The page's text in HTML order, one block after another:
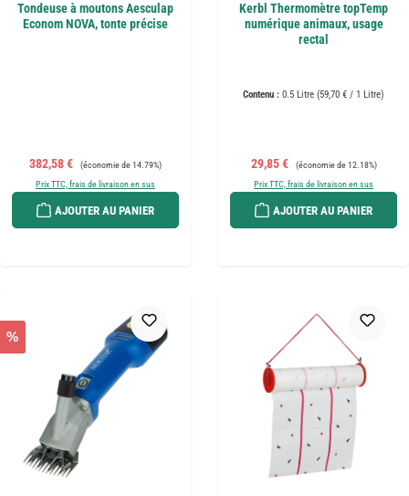
Tondeuse à moutons Aesculap
Econom NOVA, tonte précise
Prix de vente :
382,58 € Prix régulier :
(économie de 14.79%)
Prix TTC, frais de livraison en sus
AJOUTER AU PANIER
Kerbl Thermomètre topTemp
numérique animaux, usage
rectal
Contenu : 0.5 Litre (59,70 € / 1 Litre)
Prix de vente :
29,85 € Prix régulier :
(économie de 12.18%)
Prix TTC, frais de livraison en sus
AJOUTER AU PANIER
%